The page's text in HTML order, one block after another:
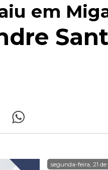
em
segunda-feira, 21